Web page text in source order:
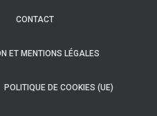
CONTACT
ET MENTIONS LÉGALES
POLITIQUE DE COOKIES (UE)